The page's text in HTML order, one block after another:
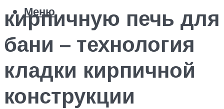
Меню
кирпичную печь для
бани – технология
кладки кирпичной
конструкции